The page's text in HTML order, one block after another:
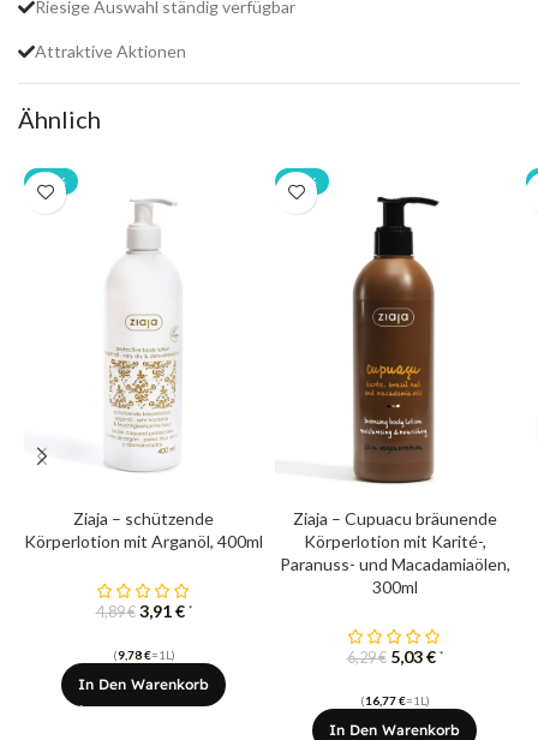
Riesige Auswahl ständig verfügbar
Attraktive Aktionen
Ähnlich
-20%
Ziaja – schützende
Körperlotion mit Arganöl, 400ml
4,89€ 3,91€ *
(9,78€=1L)
In Den Warenkorb
-20%
Ziaja – Cupuacu bräunende
Körperlotion mit Karité-,
Paranuss- und Macadamiaölen,
300ml
6,29€ 5,03€ *
(16,77€=1L)
In Den Warenkorb